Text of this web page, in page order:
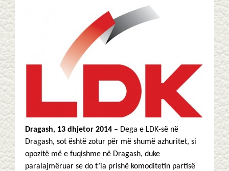
Dragash, 13 dhjetor 2014 – Dega e LDK-së në
Dragash, sot është zotur për më shumë azhuritet, si
opozitë më e fuqishme në Dragash, duke
paralajmëruar se do t’ia prishë komoditetin partisë